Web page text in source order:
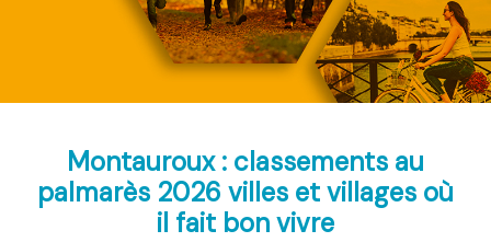
Montauroux : classements au
palmarès 2026 villes et villages où
il fait bon vivre